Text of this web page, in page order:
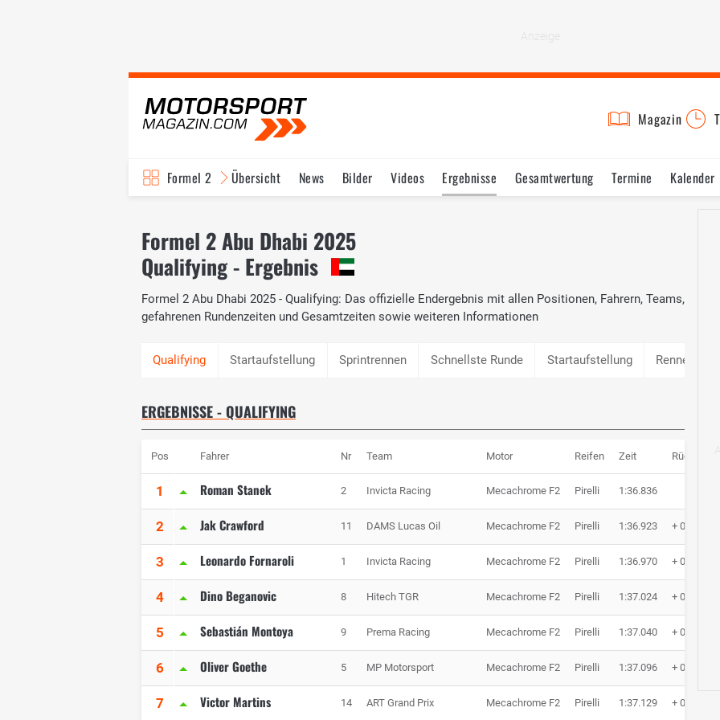
Magazin
Formel 2 Übersicht News Bilder Videos Ergebnisse Gesamtwertung Termine Kalender
Formel 2 Abu Dhabi 2025
Qualifying - Ergebnis
Formel 2 Abu Dhabi 2025 - Qualifying: Das offizielle Endergebnis mit allen Positionen, Fahrern, Teams,
gefahrenen Rundenzeiten und Gesamtzeiten sowie weiteren Informationen
Startaufstellung Sprintrennen Schnellste Runde Startaufstellung Rennen
ERGEBNISSE - QUALIFYING
Pos Fahrer Nr Team Motor Reifen Zeit Rückstand
1 Roman Stanek 2 Invicta Racing Mecachrome F2 Pirelli 1:36.836
2 Jak Crawford 11 DAMS Lucas Oil Mecachrome F2 Pirelli 1:36.923 + 0.087
3 Leonardo Fornaroli 1 Invicta Racing Mecachrome F2 Pirelli 1:36.970 + 0.134
4 Dino Beganovic 8 Hitech TGR Mecachrome F2 Pirelli 1:37.024 + 0.188
5 Sebastián Montoya 9 Prema Racing Mecachrome F2 Pirelli 1:37.040 + 0.204
6 Oliver Goethe 5 MP Motorsport Mecachrome F2 Pirelli 1:37.096 + 0.260
7 Victor Martins 14 ART Grand Prix Mecachrome F2 Pirelli 1:37.129 + 0.293